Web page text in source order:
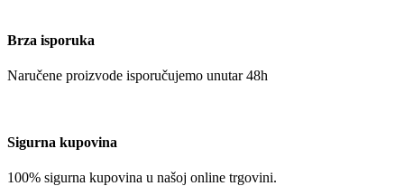
Brza isporuka
Naručene proizvode isporučujemo unutar 48h
Sigurna kupovina
100% sigurna kupovina u našoj online trgovini.